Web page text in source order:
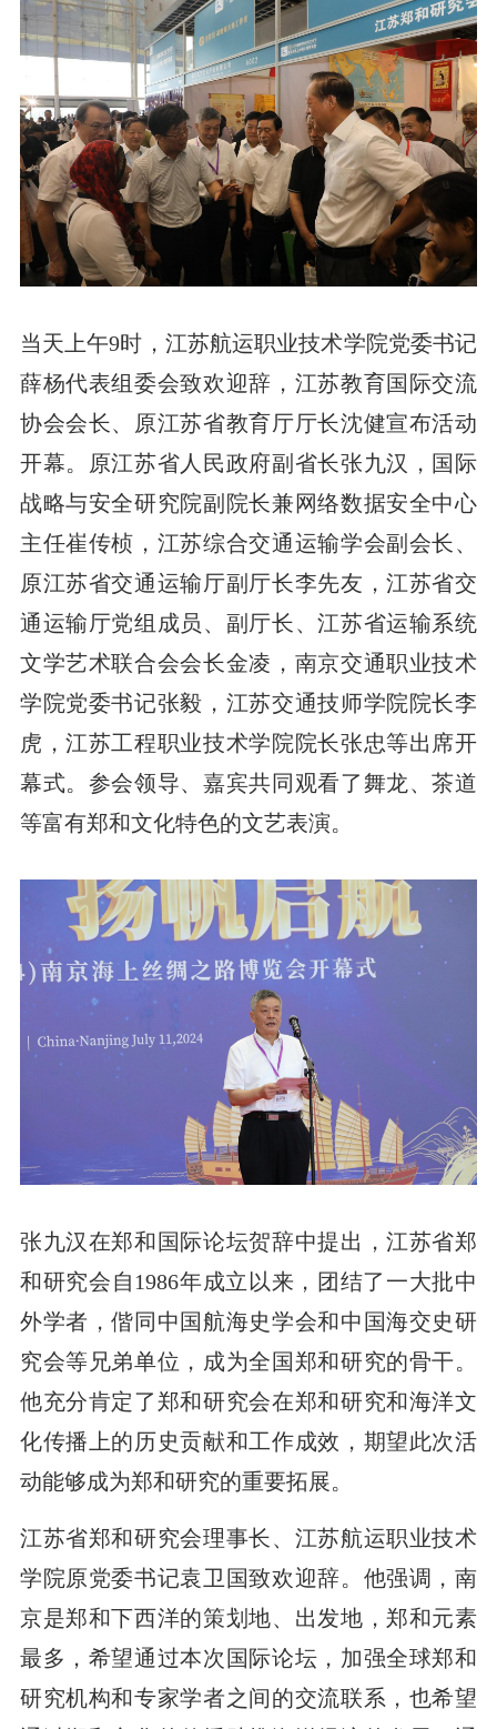
当天上午9时，江苏航运职业技术学院党委书记
薛杨代表组委会致欢迎辞，江苏教育国际交流
协会会长、原江苏省教育厅厅长沈健宣布活动
开幕。原江苏省人民政府副省长张九汉，国际
战略与安全研究院副院长兼网络数据安全中心
主任崔传桢，江苏综合交通运输学会副会长、
原江苏省交通运输厅副厅长李先友，江苏省交
通运输厅党组成员、副厅长、江苏省运输系统
文学艺术联合会会长金凌，南京交通职业技术
学院党委书记张毅，江苏交通技师学院院长李
虎，江苏工程职业技术学院院长张忠等出席开
幕式。参会领导、嘉宾共同观看了舞龙、茶道
等富有郑和文化特色的文艺表演。
张九汉在郑和国际论坛贺辞中提出，江苏省郑
和研究会自1986年成立以来，团结了一大批中
外学者，偕同中国航海史学会和中国海交史研
究会等兄弟单位，成为全国郑和研究的骨干。
他充分肯定了郑和研究会在郑和研究和海洋文
化传播上的历史贡献和工作成效，期望此次活
动能够成为郑和研究的重要拓展。
江苏省郑和研究会理事长、江苏航运职业技术
学院原党委书记袁卫国致欢迎辞。他强调，南
京是郑和下西洋的策划地、出发地，郑和元素
最多，希望通过本次国际论坛，加强全球郑和
研究机构和专家学者之间的交流联系，也希望